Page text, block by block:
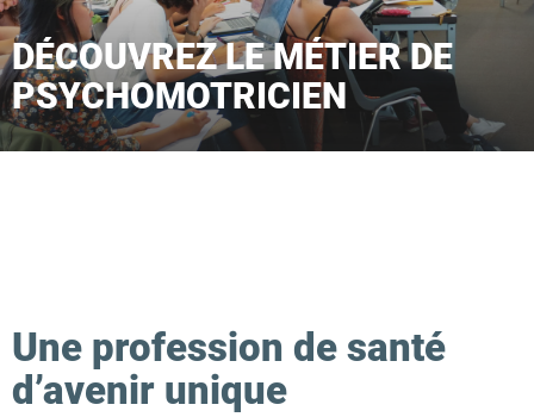
DÉCOUVREZ LE MÉTIER DE
PSYCHOMOTRICIEN
Une profession de santé
d’avenir unique